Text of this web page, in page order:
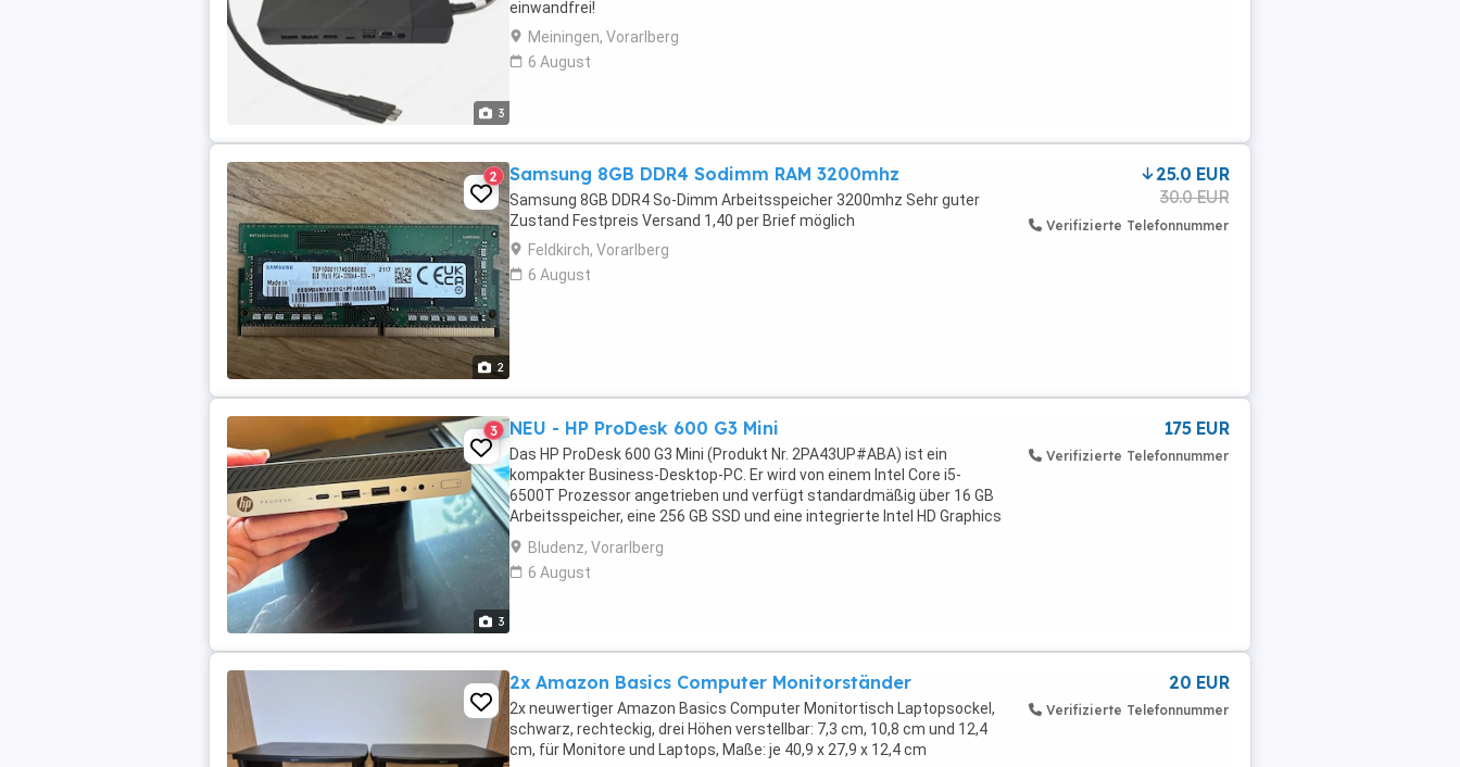
3
einwandfrei!
Meiningen, Vorarlberg
6 August
2
2 Samsung 8GB DDR4 Sodimm RAM 3200mhz
Samsung 8GB DDR4 So-Dimm Arbeitsspeicher 3200mhz Sehr guter
Zustand Festpreis Versand 1,40 per Brief möglich
Feldkirch, Vorarlberg
6 August
25.0 EUR
30.0 EUR
Verifizierte Telefonnummer
3
3 NEU - HP ProDesk 600 G3 Mini
Das HP ProDesk 600 G3 Mini (Produkt Nr. 2PA43UP#ABA) ist ein
kompakter Business-Desktop-PC. Er wird von einem Intel Core i5-
6500T Prozessor angetrieben und verfügt standardmäßig über 16 GB
Arbeitsspeicher, eine 256 GB SSD und eine integrierte Intel HD Graphics
530.Weitere Informationen zu diesem Modell:Abmessungen: ...
Bludenz, Vorarlberg
6 August
175 EUR
Verifizierte Telefonnummer
2x Amazon Basics Computer Monitorständer
2x neuwertiger Amazon Basics Computer Monitortisch Laptopsockel,
schwarz, rechteckig, drei Höhen verstellbar: 7,3 cm, 10,8 cm und 12,4
cm, für Monitore und Laptops, Maße: je 40,9 x 27,9 x 12,4 cm
20 EUR
Verifizierte Telefonnummer